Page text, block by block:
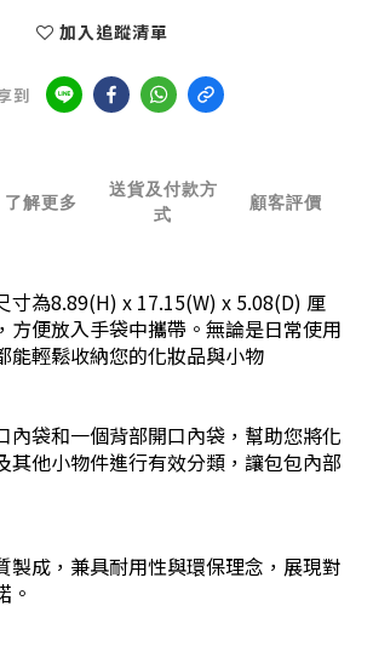
加入追蹤清單
到
了解更多
送貨及付款方
式
顧客評價
寸為8.89(H) x 17.15(W) x 5.08(D) 厘
方便放入手袋中攜帶。無論是日常使用
能輕鬆收納您的化妝品與小物
內袋和一個背部開口內袋，幫助您將化
其他小物件進行有效分類，讓包包內部
製成，兼具耐用性與環保理念，展現對
。